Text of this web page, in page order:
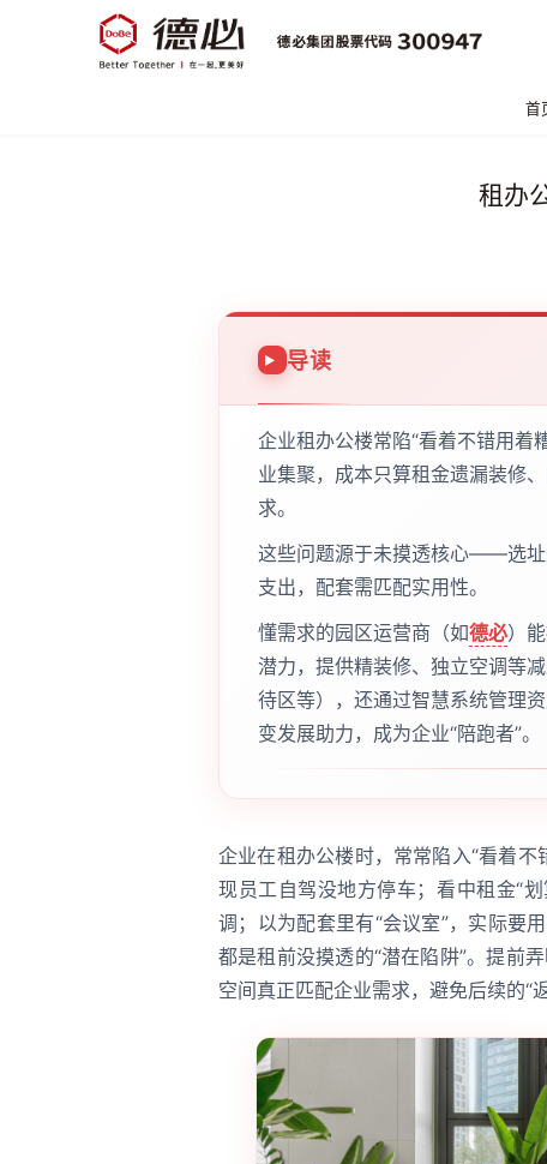
首
租办
导读
企业租办公楼常陷“看着不错用着
业集聚，成本只算租金遗漏装修
求。
这些问题源于未摸透核心——选址
支出，配套需匹配实用性。
懂需求的园区运营商（如德必）
潜力，提供精装修、独立空调等
待区等），还通过智慧系统管理
变发展助力，成为企业“陪跑者”。
企业在租办公楼时，常常陷入“看着
现员工自驾没地方停车；看中租金“
调；以为配套里有“会议室”，实际要
都是租前没摸透的“潜在陷阱”。提前
空间真正匹配企业需求，避免后续的“返